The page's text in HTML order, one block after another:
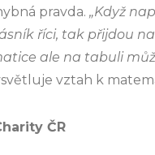
pravda. „Když
říci, tak přijdou
ale na tabuli
vztah k
ČR